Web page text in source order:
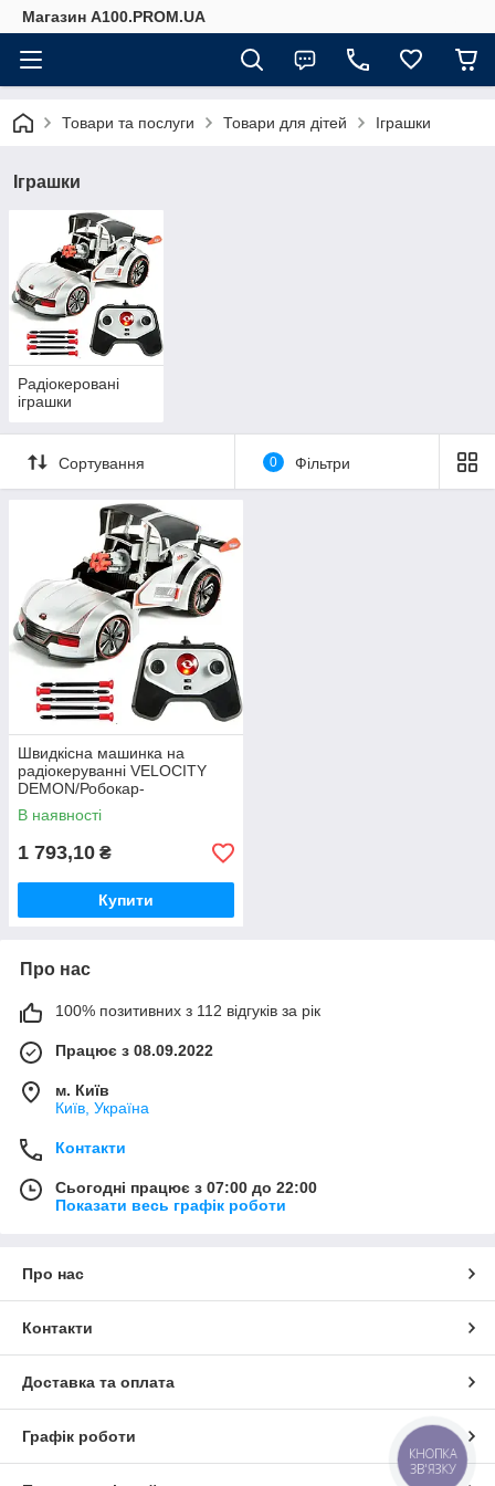
Магазин A100.PROM.UA
Товари та послуги Товари для дітей Іграшки
Іграшки
Радіокеровані
іграшки
Сортування 0 Фільтри
Швидкісна машинка на
радіокеруванні VELOCITY
DEMON/Робокар-
трансформер на
радіокеруванні
В наявності
1 793,10 ₴
Купити
Про нас
100% позитивних з 112 відгуків за рік
Працює з 08.09.2022
м. Київ
Київ, Україна
Контакти
Сьогодні працює з 07:00 до 22:00
Показати весь графік роботи
Про нас
Контакти
Доставка та оплата
Графік роботи
КНОПКА
ЗВ'ЯЗКУ